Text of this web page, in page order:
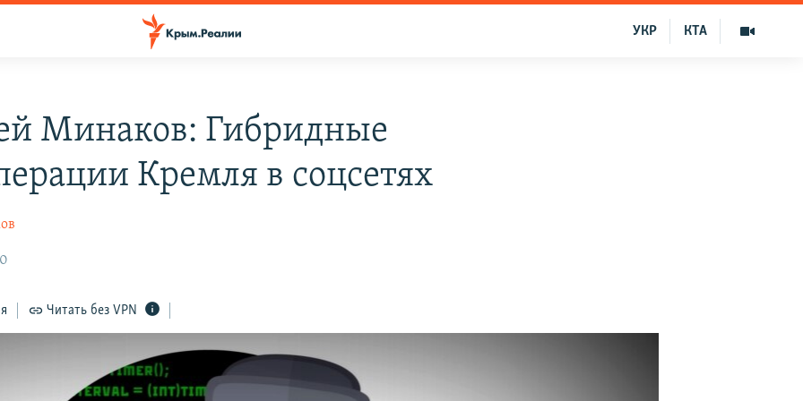
КТА
УКР
Минаков: Гибридные
Кремля в соцсетях
Читать без VPN